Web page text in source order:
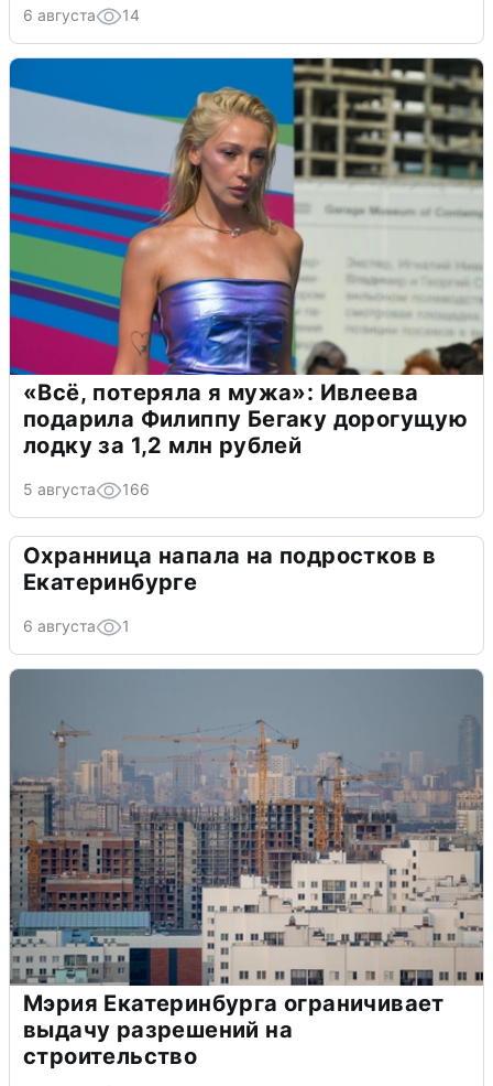
6 августа 14
«Всё, потеряла я мужа»: Ивлеева
подарила Филиппу Бегаку дорогущую
лодку за 1,2 млн рублей
5 августа 166
Охранница напала на подростков в
Екатеринбурге
6 августа 1
Мэрия Екатеринбурга ограничивает
выдачу разрешений на
строительство